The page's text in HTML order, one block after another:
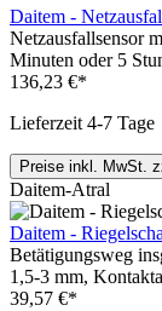
Daitem -
Netzausfallsensor
Minuten oder 5
136,23 €*
Lieferzeit 4-7 Tage
Preise inkl. MwSt.
Daitem-Atral
Daitem -
Betätigungsweg
1,5-3 mm,
39,57 €*